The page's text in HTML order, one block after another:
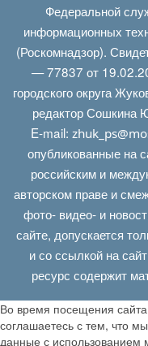
Федеральной
информационных
(Роскомнадзор).
— 77837 от
городского округа
редактор
E‑mail:
опубликованные на
российским и
авторском праве и
фото- видео- и
сайте, допускается
и со ссылкой на сайт
ресурс содержит
Во время посещения
соглашаетесь с тем, что
данные с использованием